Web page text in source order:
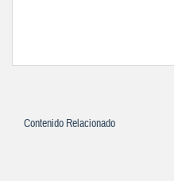
Contenido Relacionado